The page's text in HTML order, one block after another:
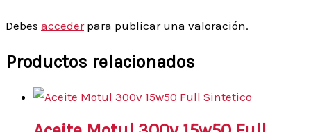
Debes accederpara publicar una valoración.
Productos relacionados